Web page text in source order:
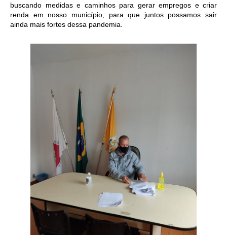
buscando medidas e caminhos para gerar empregos e criar
renda em nosso município, para que juntos possamos sair
ainda mais fortes dessa pandemia.